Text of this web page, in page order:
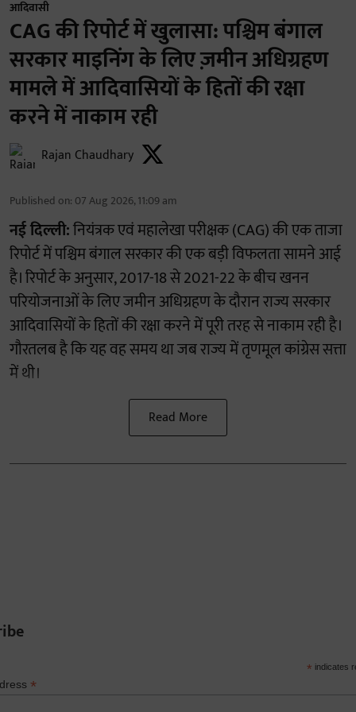
आदिवासी
CAG की रिपोर्ट में खुलासा: पश्चिम बंगाल
सरकार माइनिंग के लिए ज़मीन अधिग्रहण
मामले में आदिवासियों के हितों की रक्षा
करने में नाकाम रही
Rajan Chaudhary
Published on: 07 Aug 2026, 11:09 am
नई दिल्ली:नियंत्रक एवं महालेखा परीक्षक (CAG) की एक ताजा
रिपोर्ट में पश्चिम बंगाल सरकार की एक बड़ी विफलता सामने आई
है। रिपोर्ट के अनुसार, 2017-18 से 2021-22 के बीच खनन
परियोजनाओं के लिए जमीन अधिग्रहण के दौरान राज्य सरकार
आदिवासियों के हितों की रक्षा करने में पूरी तरह से नाकाम रही है।
गौरतलब है कि यह वह समय था जब राज्य में तृणमूल कांग्रेस सत्ता
में थी।
Read More
* indicates
*